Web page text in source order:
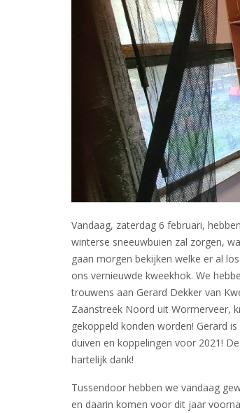
Vandaag, zaterdag 6 februari,
winterse sneeuwbuien zal zorgen,
gaan morgen bekijken welke er al
ons vernieuwde kweekhok. We
trouwens aan Gerard Dekker van
Zaanstreek Noord uit Wormerveer,
gekoppeld konden worden! Gerard
duiven en koppelingen voor 2021!
hartelijk dank!
Tussendoor hebben we vandaag
en daarin komen voor dit jaar